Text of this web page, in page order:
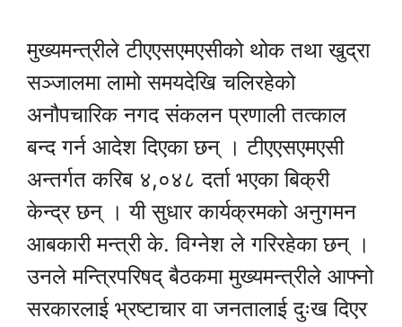
मुख्यमन्त्रीले टीएएसएमएसीको थोक तथा खुद्रा
सञ्जालमा लामो समयदेखि चलिरहेको
अनौपचारिक नगद संकलन प्रणाली तत्काल
बन्द गर्न आदेश दिएका छन् । टीएएसएमएसी
अन्तर्गत करिब ४,०४८ दर्ता भएका बिक्री
केन्द्र छन् । यी सुधार कार्यक्रमको अनुगमन
आबकारी मन्त्री के. विग्नेश ले गरिरहेका छन् ।
उनले मन्त्रिपरिषद् बैठकमा मुख्यमन्त्रीले आफ्नो
सरकारलाई भ्रष्टाचार वा जनतालाई दुःख दिएर